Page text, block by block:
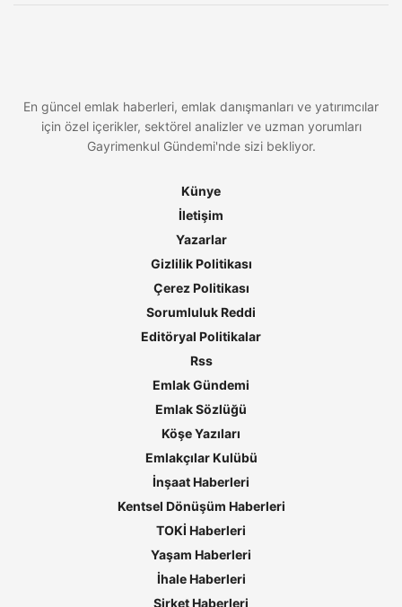
En güncel emlak haberleri, emlak danışmanları ve yatırımcılar
için özel içerikler, sektörel analizler ve uzman yorumları
Gayrimenkul Gündemi'nde sizi bekliyor.
Künye
İletişim
Yazarlar
Gizlilik Politikası
Çerez Politikası
Sorumluluk Reddi
Editöryal Politikalar
Rss
Emlak Gündemi
Emlak Sözlüğü
Köşe Yazıları
Emlakçılar Kulübü
İnşaat Haberleri
Kentsel Dönüşüm Haberleri
TOKİ Haberleri
Yaşam Haberleri
İhale Haberleri
Şirket Haberleri